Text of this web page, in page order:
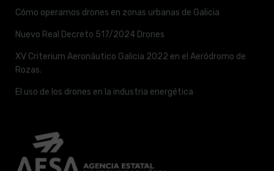
Cómo operamos drones en zonas urbanas de Galicia
Nuevo Real Decreto 517/2024 Drones
XV Criterium Aeronáutico Galicia 2022 en el Aeródromo de
Rozas.
El uso de los drones en la industria energética